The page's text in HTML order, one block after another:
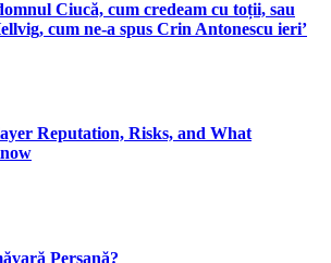
Ciucă, cum credeam cu toții, sau
cum ne-a spus Crin Antonescu ieri’
Reputation, Risks, and What
Persană?